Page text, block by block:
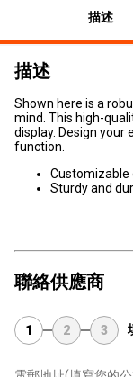
描述
描述
Shown here is a
mind. This high-
display. Design your
function.
Customizable
Sturdy and
聯絡供應商
1 2 3